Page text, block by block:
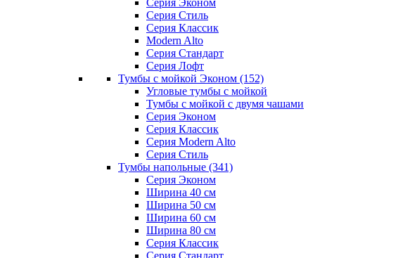
Серия Эконом
Серия Стиль
Серия Классик
Modern Alto
Серия Стандарт
Серия Лофт
Тумбы с мойкой Эконом (152)
Угловые тумбы с мойкой
Тумбы с мойкой с двумя чашами
Серия Эконом
Серия Классик
Серия Modern Alto
Серия Стиль
Тумбы напольные (341)
Серия Эконом
Ширина 40 см
Ширина 50 см
Ширина 60 см
Ширина 80 см
Серия Классик
Серия Стандарт